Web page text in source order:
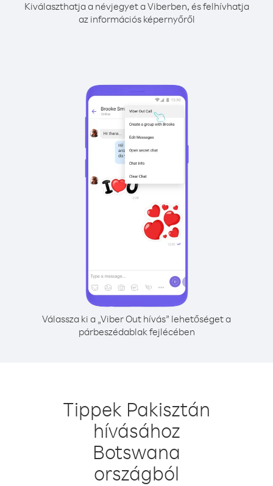
Kiválaszthatja a névjegyet a Viberben, és felhívhatja
az információs képernyőről
Válassza ki a „Viber Out hívás” lehetőséget a
párbeszédablak fejlécében
Tippek Pakisztán
hívásához
Botswana
országból